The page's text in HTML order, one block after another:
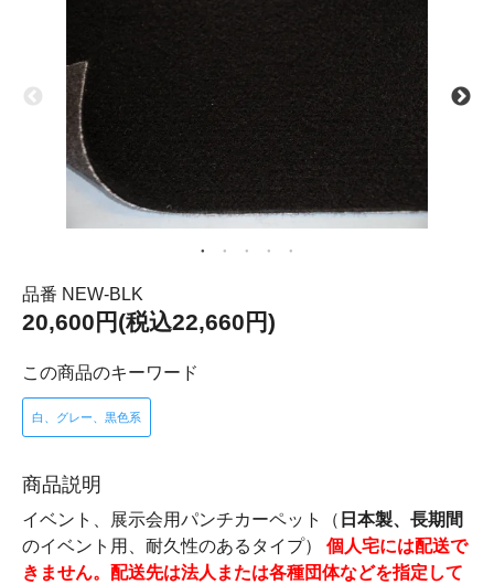
品番 NEW-BLK
20,600円(税込22,660円)
この商品のキーワード
白、グレー、黒色系
商品説明
イベント、展示会用パンチカーペット（ 日本製、長期間
のイベント用、耐久性のあるタイプ） 個人宅には配送で
きません。配送先は法人または各種団体などを指定して